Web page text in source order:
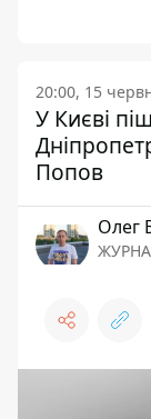
20:00, 15
У Києві
Попов
Олег